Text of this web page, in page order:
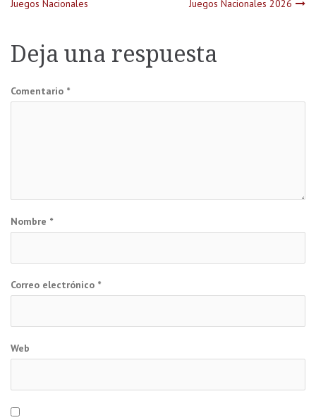
de
entradas
Juegos Nacionales
Juegos Nacionales 2026
Deja una respuesta
Comentario *
Nombre *
Correo electrónico *
Web